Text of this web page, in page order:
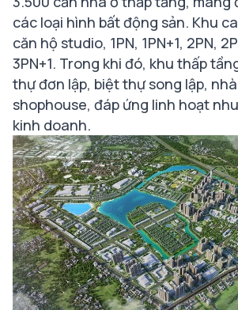
các loại hình bất động sản. Khu
căn hộ studio, 1PN, 1PN+1, 2PN,
3PN+1. Trong khi đó, khu thấp
thự đơn lập, biệt thự song lập,
shophouse, đáp ứng linh hoạt
kinh doanh.